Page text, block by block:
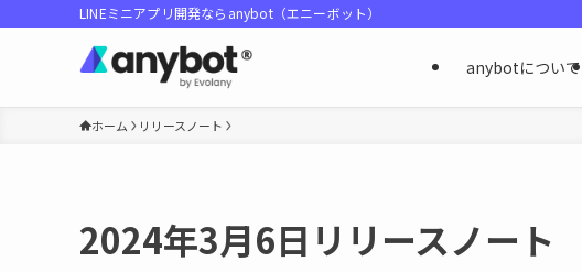
LINEミニアプリ開発ならanybot（エニーボット）
anybotについて
ホーム リリースノート
2024年3月6日リリースノート